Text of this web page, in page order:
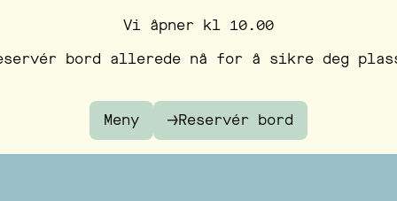
Vi åpner kl 10.00
bord allerede nå for å sikre deg
Meny Reservér bord